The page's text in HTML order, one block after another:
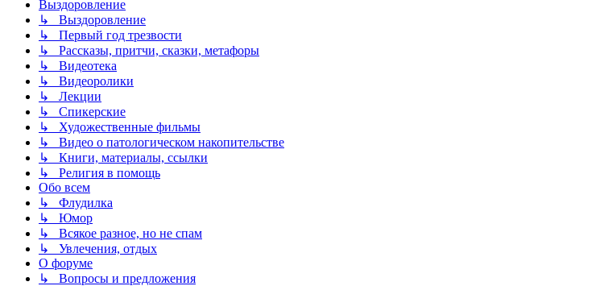
Выздоровление
↳ Выздоровление
↳ Первый год трезвости
↳ Рассказы, притчи, сказки, метафоры
↳ Видеотека
↳ Видеоролики
↳ Лекции
↳ Спикерские
↳ Художественные фильмы
↳ Видео о патологическом накопительстве
↳ Книги, материалы, ссылки
↳ Религия в помощь
Обо всем
↳ Флудилка
↳ Юмор
↳ Всякое разное, но не спам
↳ Увлечения, отдых
О форуме
↳ Вопросы и предложения